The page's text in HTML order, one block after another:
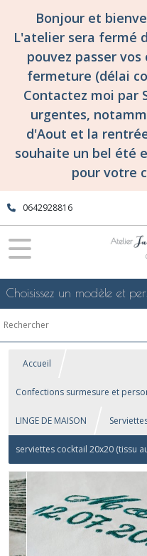
Bonjour et
L'atelier sera fermé
pouvez passer
fermeture (délai
Contactez moi par
urgentes,
d'Aout et la
souhaite un bel été
pour votre
0642928816
Accueil
Confections surmesure et
LINGE DE MAISON
serviettes cocktail 20x20 (tissu